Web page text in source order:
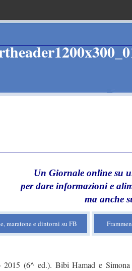
Un Giornale online su
per dare informazioni e
ma anche
maratone e dintorni su FB
(6^ ed.). Bibi Hamad e Simona